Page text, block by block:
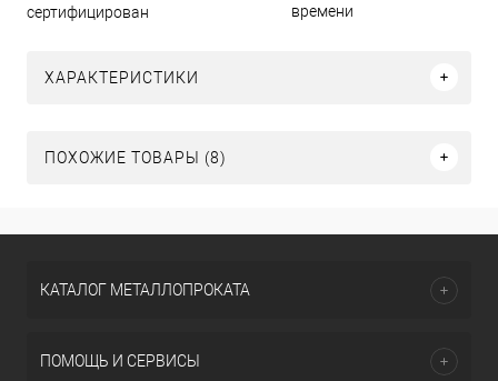
сертифицирован
времени
ХАРАКТЕРИСТИКИ
ПОХОЖИЕ ТОВАРЫ (8)
КАТАЛОГ МЕТАЛЛОПРОКАТА
ПОМОЩЬ И СЕРВИСЫ